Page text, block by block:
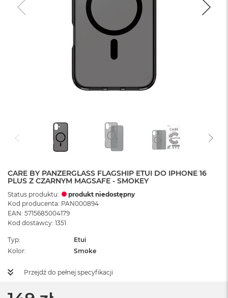
CARE BY PANZERGLASS FLAGSHIP ETUI DO IPHONE 16
PLUS Z CZARNYM MAGSAFE - SMOKEY
Status produktu:
produkt niedostępny
Kod producenta: PAN000894
EAN: 5715685004179
Kod dostawcy: 1351
Typ
Etui
Kolor
Smoke
Przejdź do pełnej specyfikacji